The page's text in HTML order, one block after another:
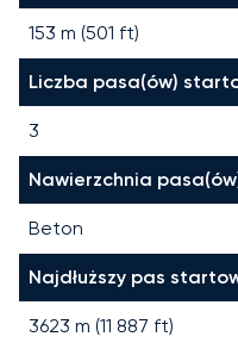
153 m (501 ft)
Liczba pasa(ów)
3
Nawierzchnia
Beton
Najdłuższy pas
3623 m (11 887 ft)